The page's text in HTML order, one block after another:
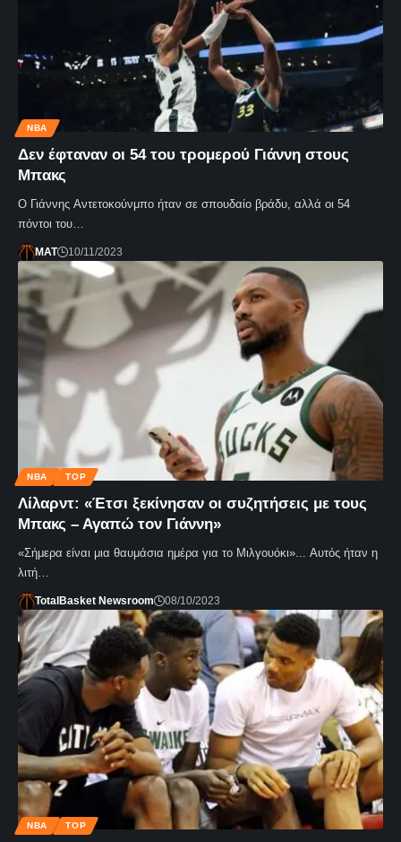
NBA
Δεν έφταναν οι 54 του τρομερού Γιάννη στους
Μπακς
Ο Γιάννης Αντετοκούνμπο ήταν σε σπουδαίο βράδυ, αλλά οι 54
πόντοι του…
MAT 10/11/2023
NBA TOP
Λίλαρντ: «Έτσι ξεκίνησαν οι συζητήσεις με τους
Μπακς – Αγαπώ τον Γιάννη»
«Σήμερα είναι μια θαυμάσια ημέρα για το Μιλγουόκι»... Αυτός ήταν η
λιτή…
TotalBasket Newsroom 08/10/2023
NBA TOP